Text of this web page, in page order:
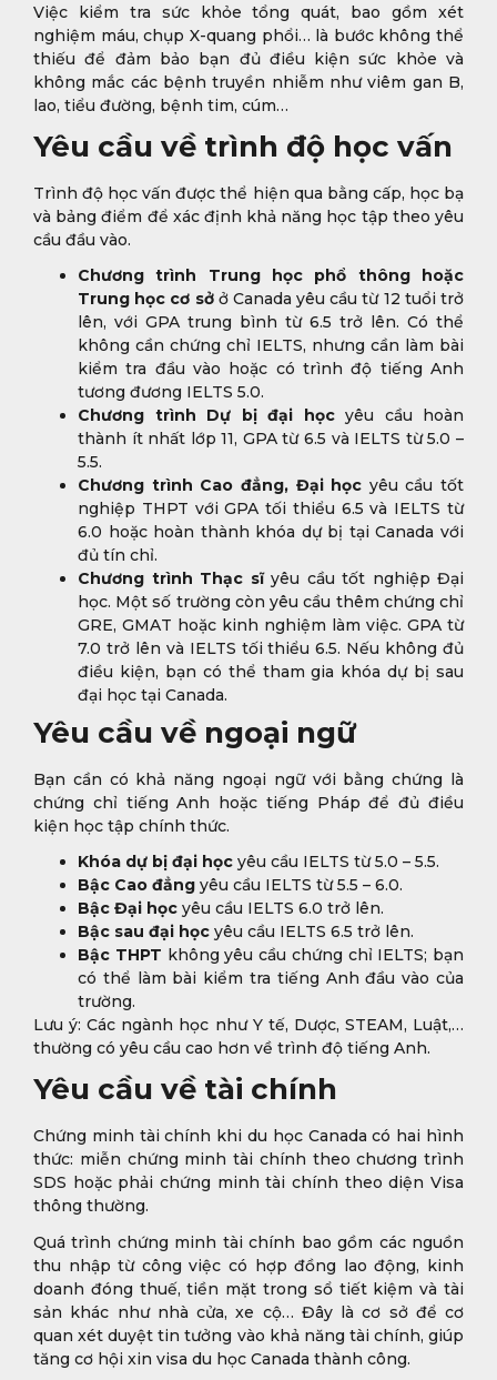
Việc kiểm tra sức khỏe tổng quát, bao gồm xét
nghiệm máu, chụp X-quang phổi… là bước không thể
thiếu để đảm bảo bạn đủ điều kiện sức khỏe và
không mắc các bệnh truyền nhiễm như viêm gan B,
lao, tiểu đường, bệnh tim, cúm…
Yêu cầu về trình độ học vấn
Trình độ học vấn được thể hiện qua bằng cấp, học bạ
và bảng điểm để xác định khả năng học tập theo yêu
cầu đầu vào.
Chương trình Trung học phổ thông hoặc
Trung học cơ sởở Canada yêu cầu từ 12 tuổi trở
lên, với GPA trung bình từ 6.5 trở lên. Có thể
không cần chứng chỉ IELTS, nhưng cần làm bài
kiểm tra đầu vào hoặc có trình độ tiếng Anh
tương đương IELTS 5.0.
Chương trình Dự bị đại họcyêu cầu hoàn
thành ít nhất lớp 11, GPA từ 6.5 và IELTS từ 5.0 –
5.5.
Chương trình Cao đẳng, Đại học yêu cầu tốt
nghiệp THPT với GPA tối thiểu 6.5 và IELTS từ
6.0 hoặc hoàn thành khóa dự bị tại Canada với
đủ tín chỉ.
Chương trình Thạc sĩyêu cầu tốt nghiệp Đại
học. Một số trường còn yêu cầu thêm chứng chỉ
GRE, GMAT hoặc kinh nghiệm làm việc. GPA từ
7.0 trở lên và IELTS tối thiểu 6.5. Nếu không đủ
điều kiện, bạn có thể tham gia khóa dự bị sau
đại học tại Canada.
Yêu cầu về ngoại ngữ
Bạn cần có khả năng ngoại ngữ với bằng chứng là
chứng chỉ tiếng Anh hoặc tiếng Pháp để đủ điều
kiện học tập chính thức.
Khóa dự bị đại học yêu cầu IELTS từ 5.0 – 5.5.
Bậc Cao đẳng yêu cầu IELTS từ 5.5 – 6.0.
Bậc Đại học yêu cầu IELTS 6.0 trở lên.
Bậc sau đại học yêu cầu IELTS 6.5 trở lên.
Bậc THPT không yêu cầu chứng chỉ IELTS; bạn
có thể làm bài kiểm tra tiếng Anh đầu vào của
trường.
Lưu ý: Các ngành học như Y tế, Dược, STEAM, Luật,…
thường có yêu cầu cao hơn về trình độ tiếng Anh.
Yêu cầu về tài chính
Chứng minh tài chính khi du học Canada có hai hình
thức: miễn chứng minh tài chính theo chương trình
SDS hoặc phải chứng minh tài chính theo diện Visa
thông thường.
Quá trình chứng minh tài chính bao gồm các nguồn
thu nhập từ công việc có hợp đồng lao động, kinh
doanh đóng thuế, tiền mặt trong sổ tiết kiệm và tài
sản khác như nhà cửa, xe cộ… Đây là cơ sở để cơ
quan xét duyệt tin tưởng vào khả năng tài chính, giúp
tăng cơ hội xin visa du học Canada thành công.